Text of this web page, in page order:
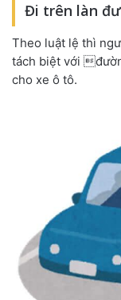
Đi trên làn
Theo luật lệ thì
tách biệt với
cho xe ô tô.